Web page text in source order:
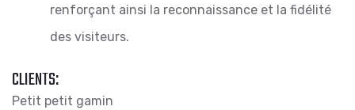
renforçant ainsi la reconnaissance et la fidélité
des visiteurs.
CLIENTS:
Petit petit gamin